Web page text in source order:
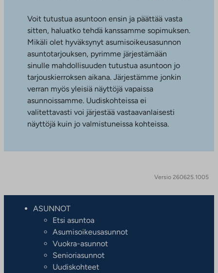
Voit tutustua asuntoon ensin ja päättää vasta
sitten, haluatko tehdä kanssamme sopimuksen.
Mikäli olet hyväksynyt asumisoikeusasunnon
asuntotarjouksen, pyrimme järjestämään
sinulle mahdollisuuden tutustua asuntoon jo
tarjouskierroksen aikana. Järjestämme jonkin
verran myös yleisiä näyttöjä vapaissa
asunnoissamme. Uudiskohteissa ei
valitettavasti voi järjestää vastaavanlaisesti
näyttöjä kuin jo valmistuneissa kohteissa.
Versio 260625.1005
ASUNNOT
Etsi asuntoa
Asumisoikeusasunnot
Vuokra-asunnot
Senioriasunnot
Uudiskohteet